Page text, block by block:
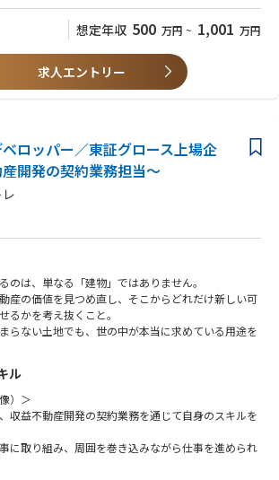
ーションが可能
でき、図面の修正等が可能
る事ができ、それに紐付く関連資料との整合性が取
即座に向き合い、その現場まで赴くバイタリティと、
る思考を持ち合わせている
視した慎重な性格の持ち主
想定年収 500 万円 ~ 1,001 万円
求人エントリー
ベロッパー／東証グロース上場企
開発の契約業務担当～
のは、単なる「建物」ではありません。
産の価値を見つめ直し、そこからどれだけ新しい可
るかを考え抜くこと。
らない土地でも、世の中が本当に求めている用途を
性を掛け合わせることで、その場所に新しい価値と
ます。
すか」「どんな空間をつくりたいか」「どんな人に
──
ェクトに、担当者の想いと感性が込められていま
ル
）＞
収益不動産開発の契約業務を通じて自身のスキルを
に取り組み、周囲を巻き込みながら仕事を進められ